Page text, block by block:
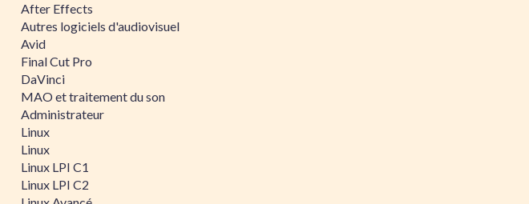
After Effects
Autres logiciels d'audiovisuel
Avid
Final Cut Pro
DaVinci
MAO et traitement du son
Administrateur
Linux
Linux
Linux LPI C1
Linux LPI C2